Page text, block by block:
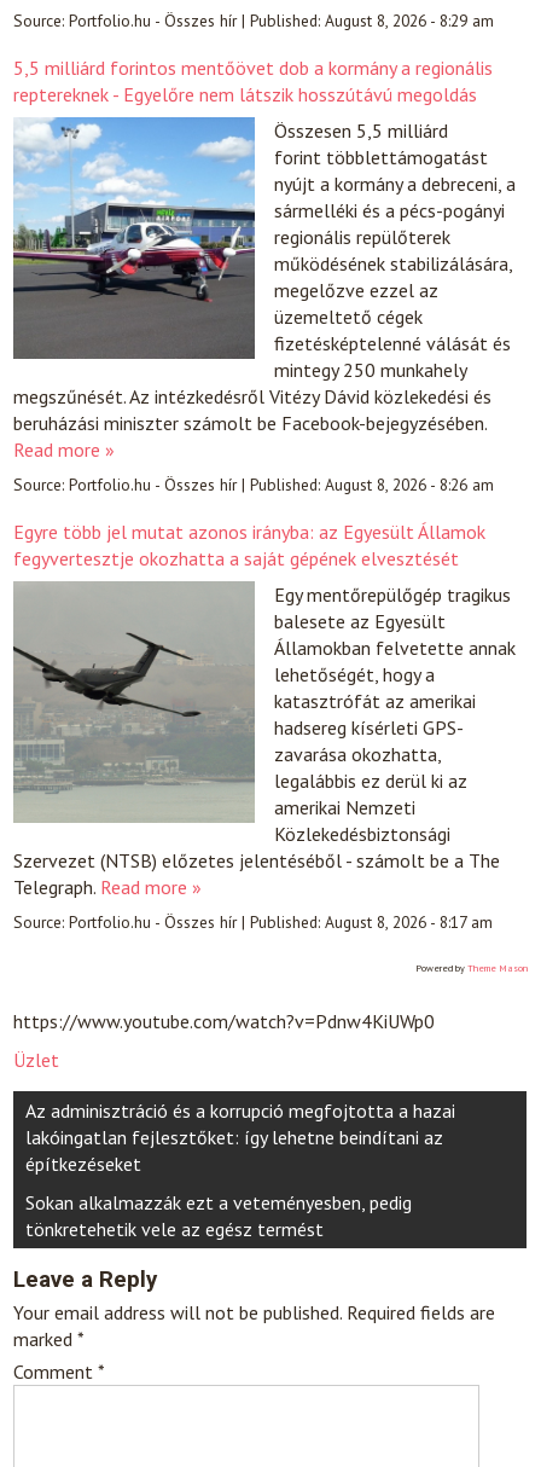
Source:Portfolio.hu - Összes hír|Published:August 8, 2026 - 8:29 am
5,5 milliárd forintos mentőövet dob a kormány a regionális
reptereknek - Egyelőre nem látszik hosszútávú megoldás
Összesen 5,5 milliárd
forint többlettámogatást
nyújt a kormány a debreceni, a
sármelléki és a pécs-pogányi
regionális repülőterek
működésének stabilizálására,
megelőzve ezzel az
üzemeltető cégek
fizetésképtelenné válását és
mintegy 250 munkahely
megszűnését. Az intézkedésről Vitézy Dávid közlekedési és
beruházási miniszter számolt be Facebook-bejegyzésében.
Read more »
Source:Portfolio.hu - Összes hír|Published:August 8, 2026 - 8:26 am
Egyre több jel mutat azonos irányba: az Egyesült Államok
fegyvertesztje okozhatta a saját gépének elvesztését
Egy mentőrepülőgép tragikus
balesete az Egyesült
Államokban felvetette annak
lehetőségét, hogy a
katasztrófát az amerikai
hadsereg kísérleti GPS-
zavarása okozhatta,
legalábbis ez derül ki az
amerikai Nemzeti
Közlekedésbiztonsági
Szervezet (NTSB) előzetes jelentéséből - számolt be a The
Telegraph. Read more »
Source:Portfolio.hu - Összes hír|Published:August 8, 2026 - 8:17 am
Powered by Theme Mason
https://www.youtube.com/watch?v=Pdnw4KiUWp0
Üzlet
Post
navigation
Az adminisztráció és a korrupció megfojtotta a hazai
lakóingatlan fejlesztőket: így lehetne beindítani az
építkezéseket
Sokan alkalmazzák ezt a veteményesben, pedig
tönkretehetik vele az egész termést
Leave a Reply
Your email address will not be published. Required fields are
marked*
Comment*